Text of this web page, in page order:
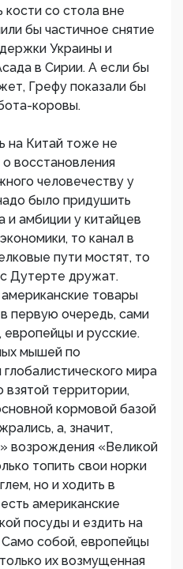
со стола вне
бы частичное снятие
Украины и
в Сирии. А если бы
Грефу показали бы
коровы.
на Китай тоже не
восстановления
человечеству у
было придушить
амбиции у китайцев
то канал в
пути мостят, то
Дутерте дружат.
товары
первую очередь, сами
и русские.
мышей по
мира
взятой территории,
кормовой базой
а, значит,
возрождения «Великой
топить свои норки
но и ходить в
американские
посуды и ездить на
собой, европейцы
их возмущенная